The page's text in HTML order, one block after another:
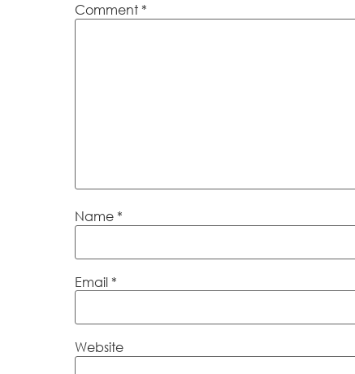
Comment *
Name *
Email *
Website